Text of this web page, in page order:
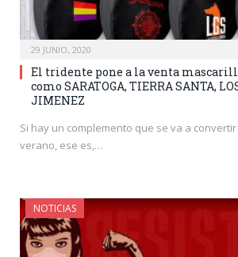
29 JUNIO, 2020
El tridente pone a la venta
como SARATOGA, TIERRA SANTA,
JIMENEZ
Si hay un complemento que se va a
verano, ese es,…
NOTICIAS